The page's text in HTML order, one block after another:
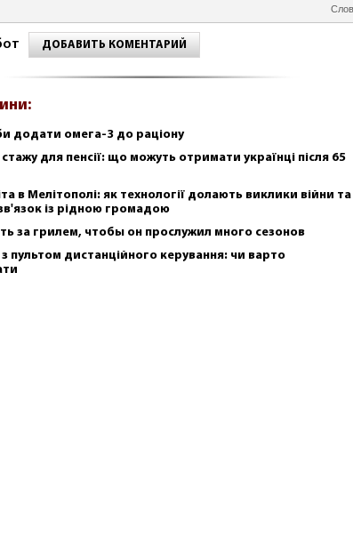
ДОБАВИТЬ КОМЕНТАРИЙ
додати омега-3 до раціону
для пенсії: що можуть отримати українці після 65
в Мелітополі: як технології долають виклики війни та
із рідною громадою
за грилем, чтобы он прослужил много сезонов
пультом дистанційного керування: чи варто